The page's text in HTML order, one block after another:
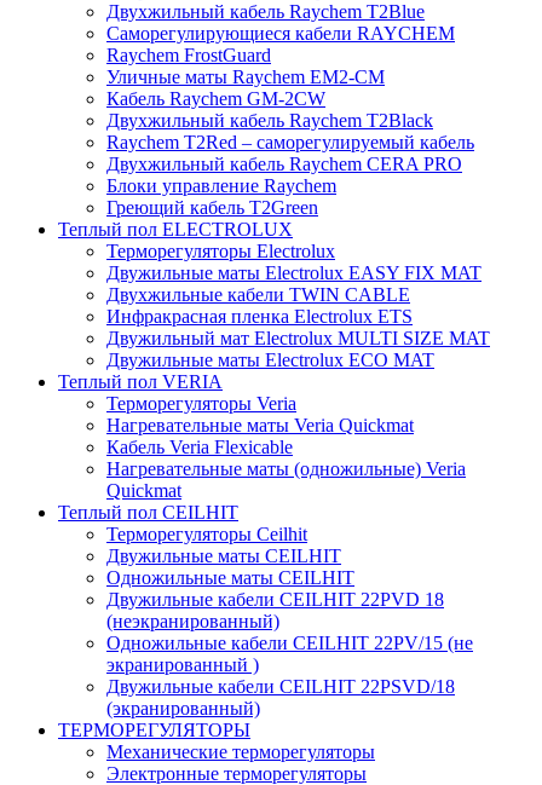
Двухжильный кабель Raychem T2Blue
Саморегулирующиеся кабели RAYCHEM
Raychem FrostGuard
Уличные маты Raychem EM2-CM
Кабель Raychem GM-2CW
Двухжильный кабель Raychem T2Black
Raychem T2Red – саморегулируемый кабель
Двухжильный кабель Raychem CERA PRO
Блоки управление Raychem
Греющий кабель T2Green
Теплый пол ELECTROLUX
Терморегуляторы Electrolux
Двужильные маты Electrolux EASY FIX MAT
Двухжильные кабели TWIN CABLE
Инфракрасная пленка Electrolux ETS
Двужильный мат Electrolux MULTI SIZE MAT
Двужильные маты Electrolux ECO MAT
Теплый пол VERIA
Терморегуляторы Veria
Нагревательные маты Veria Quickmat
Кабель Veria Flexicable
Нагревательные маты (одножильные) Veria
Quickmat
Теплый пол CEILHIT
Терморегуляторы Ceilhit
Двужильные маты CEILHIT
Одножильные маты CEILHIT
Двужильные кабели CEILHIT 22PVD 18
(неэкранированный)
Одножильные кабели CEILHIT 22PV/15 (не
экранированный )
Двужильные кабели CEILHIT 22PSVD/18
(экранированный)
ТЕРМОРЕГУЛЯТОРЫ
Механические терморегуляторы
Электронные терморегуляторы